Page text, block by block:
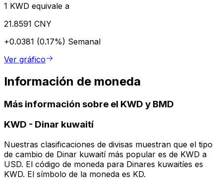
1 KWD equivale a
21.8591 CNY
+0.0381 (0.17%) Semanal
Ver gráfico
Información de moneda
Más información sobre el KWD y BMD
KWD - Dinar kuwaití
Nuestras clasificaciones de divisas muestran que el tipo
de cambio de Dinar kuwaití más popular es de KWD a
USD. El código de moneda para Dinares kuwaitíes es
KWD. El símbolo de la moneda es KD.